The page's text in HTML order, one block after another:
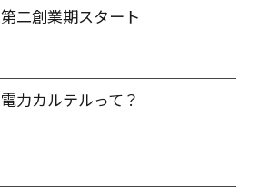
第二創業期スタート
電力カルテルって？